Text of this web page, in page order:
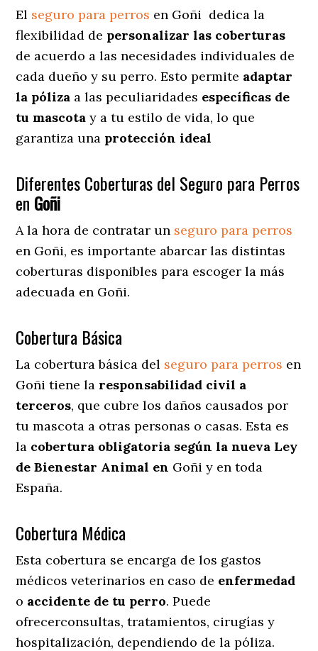
El seguro para perros en Goñi dedica la
flexibilidad de personalizar las coberturas
de acuerdo a las necesidades individuales de
cada dueño y su perro. Esto permite adaptar
la póliza a las peculiaridades específicas de
tu mascota y a tu estilo de vida, lo que
garantiza una protección ideal
Diferentes Coberturas del Seguro para Perros
en Goñi
A la hora de contratar un seguro para perros
en Goñi, es importante abarcar las distintas
coberturas disponibles para escoger la más
adecuada en Goñi.
Cobertura Básica
La cobertura básica del seguro para perros en
Goñi tiene la responsabilidad civil a
terceros, que cubre los daños causados por
tu mascota a otras personas o casas. Esta es
la cobertura obligatoria según la nueva Ley
de Bienestar Animal en Goñi y en toda
España.
Cobertura Médica
Esta cobertura se encarga de los gastos
médicos veterinarios en caso de enfermedad
o accidente de tu perro. Puede
ofrecerconsultas, tratamientos, cirugías y
hospitalización, dependiendo de la póliza.